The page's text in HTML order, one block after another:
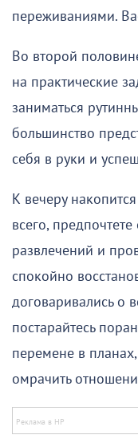
переживаниями.
Во второй
на практические
заниматься
большинство
себя в руки и
К вечеру
всего,
развлечений и
спокойно
договаривались о
постарайтесь
перемене в
омрачить